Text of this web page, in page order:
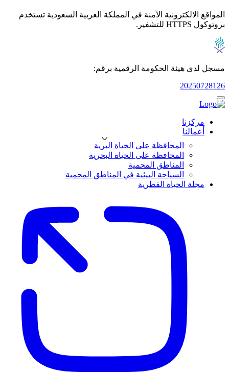
المواقع الالكترونية الآمنة في المملكة العربية السعودية تستخدم
بروتوكول HTTPS للتشفير.
مسجل لدى هيئة الحكومة الرقمية برقم:
20250728126
مركزنا
أعمالنا
المحافظة على الحياة البرية
المحافظة على الحياة البحرية
المناطق المحمية
السياحة البيئية في المناطق المحمية
مجلة الحياة الفطرية